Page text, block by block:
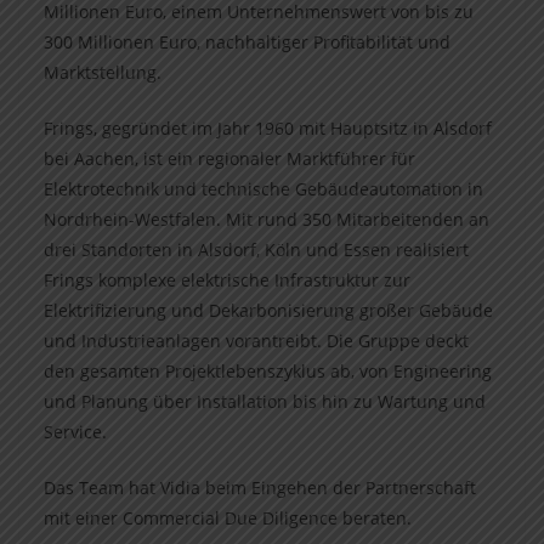
Millionen Euro, einem Unternehmenswert von bis zu
300 Millionen Euro, nachhaltiger Profitabilität und
Marktstellung.
Frings, gegründet im Jahr 1960 mit Hauptsitz in Alsdorf
bei Aachen, ist ein regionaler Marktführer für
Elektrotechnik und technische Gebäudeautomation in
Nordrhein-Westfalen. Mit rund 350 Mitarbeitenden an
drei Standorten in Alsdorf, Köln und Essen realisiert
Frings komplexe elektrische Infrastruktur zur
Elektrifizierung und Dekarbonisierung großer Gebäude
und Industrieanlagen vorantreibt. Die Gruppe deckt
den gesamten Projektlebenszyklus ab, von Engineering
und Planung über Installation bis hin zu Wartung und
Service.
Das Team hat Vidia beim Eingehen der Partnerschaft
mit einer Commercial Due Diligence beraten.